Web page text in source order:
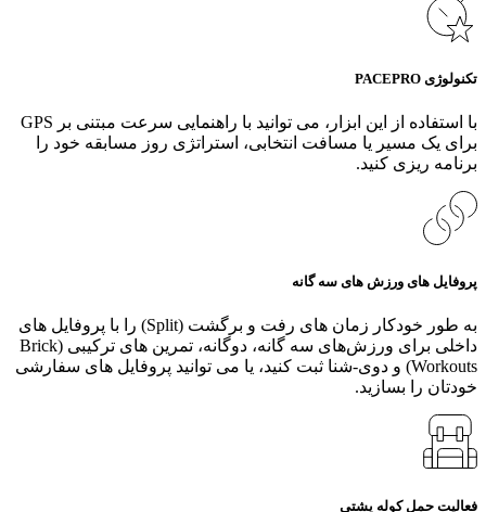
تکنولوژی PACEPRO
با استفاده از این ابزار، می‌ توانید با راهنمایی سرعت مبتنی بر GPS
برای یک مسیر یا مسافت انتخابی، استراتژی روز مسابقه خود را
برنامه‌ ریزی کنید.
پروفایل‌ های ورزش‌ های سه‌ گانه
به طور خودکار زمان‌ های رفت و برگشت (Split) را با پروفایل‌ های
داخلی برای ورزش‌های سه‌ گانه، دوگانه، تمرین‌ های ترکیبی (Brick
Workouts) و دوی-شنا ثبت کنید، یا می‌ توانید پروفایل‌ های سفارشی
خودتان را بسازید.
فعالیت حمل کوله پشتی